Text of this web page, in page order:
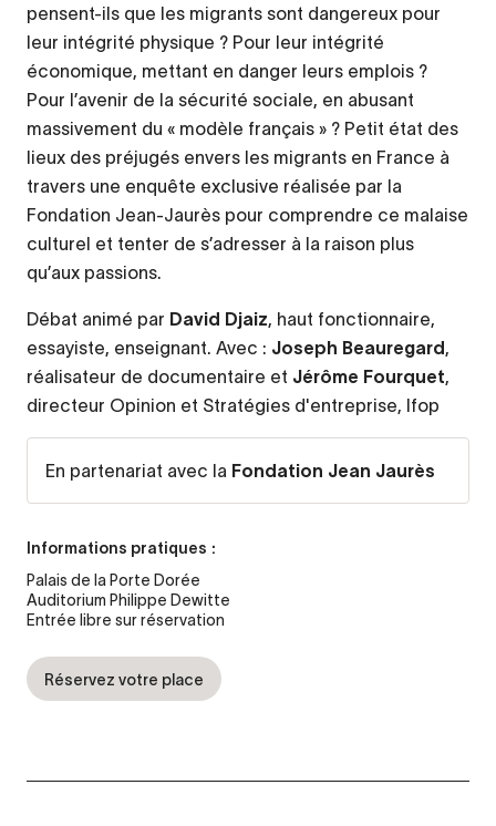
pensent-ils que les migrants sont dangereux pour
leur intégrité physique ? Pour leur intégrité
économique, mettant en danger leurs emplois ?
Pour l’avenir de la sécurité sociale, en abusant
massivement du « modèle français » ? Petit état des
lieux des préjugés envers les migrants en France à
travers une enquête exclusive réalisée par la
Fondation Jean-Jaurès pour comprendre ce malaise
culturel et tenter de s’adresser à la raison plus
qu’aux passions.
Débat animé par David Djaiz, haut fonctionnaire,
essayiste, enseignant. Avec : Joseph Beauregard ,
réalisateur de documentaire et Jérôme Fourquet,
directeur Opinion et Stratégies d'entreprise, Ifop
En partenariat avec la Fondation Jean Jaurès
Informations pratiques :
Palais de la Porte Dorée
Auditorium Philippe Dewitte
Entrée libre sur réservation
Réservez votre place